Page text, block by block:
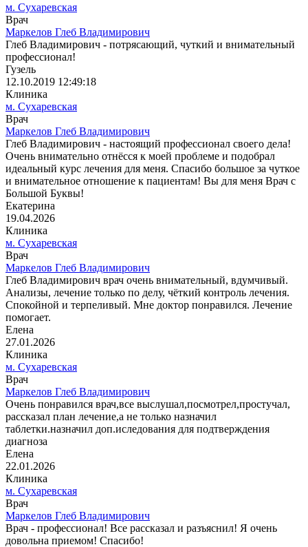
м. Сухаревская
Врач
Маркелов Глеб Владимирович
Глеб Владимирович - потрясающий, чуткий и внимательный
профессионал!
Гузель
12.10.2019 12:49:18
Клиника
м. Сухаревская
Врач
Маркелов Глеб Владимирович
Глеб Владимирович - настоящий профессионал своего дела!
Очень внимательно отнёсся к моей проблеме и подобрал
идеальный курс лечения для меня. Спасибо большое за чуткое
и внимательное отношение к пациентам! Вы для меня Врач с
Большой Буквы!
Екатерина
19.04.2026
Клиника
м. Сухаревская
Врач
Маркелов Глеб Владимирович
Глеб Владимирович врач очень внимательный, вдумчивый.
Анализы, лечение только по делу, чëткий контроль лечения.
Спокойной и терпеливый. Мне доктор понравился. Лечение
помогает.
Елена
27.01.2026
Клиника
м. Сухаревская
Врач
Маркелов Глеб Владимирович
Очень понравился врач,все выслушал,посмотрел,простучал,
рассказал план лечение,а не только назначил
таблетки.назначил доп.иследования для подтверждения
диагноза
Елена
22.01.2026
Клиника
м. Сухаревская
Врач
Маркелов Глеб Владимирович
Врач - профессионал! Все рассказал и разъяснил! Я очень
довольна приемом! Спасибо!